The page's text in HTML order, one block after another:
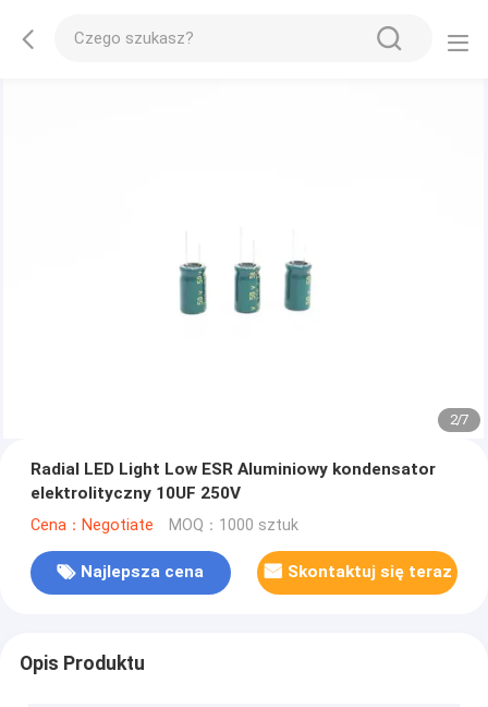
2/7
Radial LED Light Low ESR Aluminiowy kondensator
elektrolityczny 10UF 250V
Cena：Negotiate MOQ：1000 sztuk
Najlepsza cena Skontaktuj się teraz
Opis Produktu